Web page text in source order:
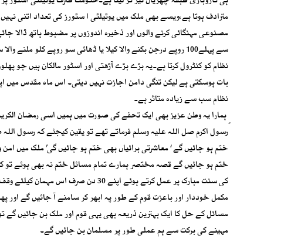
مترادف ہوتا ہے،ویسے بھی ملک میں یوٹیلٹی ا سٹورز کی تعداد اتنی
مصنوعی مہنگائی کرنے والوں اور ذخیرہ اندوزوں پر مضبوط ہاتھ ڈالا
نظام کو کنٹرول کرتا ہے۔یہ بڑے بڑے آڑھتی اور اسٹور مالکان ہیں جو
بات ہوسکتی ہے لیکن تنگی دامن اجازت نہیں دیتی۔ اس ماہ مقدس میں
نظام سب سے زیادہ متاثر ہے۔
ہمارا یہ وطن عزیز بھی ایک تحفے کی صورت میں ہمیں اسی رمضان
رسول اکرم صل اللہ علیہ وسلم فرماتے تھے تو یقین کیجئے کہ رسول
ختم ہو جائیں گے ‘ معاشرتی برائیاں بھی ختم ہو جائیں گی’ ملک میں
ختم ہو جائیں گے قصہ مختصر ہمارے تمام مسائل ختم نہ بھی ہوئے تو
کی سنت مبارک پر عمل کرتے ہوئے اپنے
مکمل خوددار اور باعزت قوم کے طور پہ ابھر کر سامنے آ جائیں گے
مسائل کے حل کا ایک بہترین ذریعہ بھی یہی قوم اور ملک بن جائیں گے
مہینے کی برکت سے ہم عملی طور پر مسلمان بن جائیں گے۔